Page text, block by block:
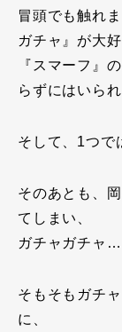
冒頭でも触れ
ガチャ』が大
『スマーフ』
らずにはいら
そして、1つ
そのあとも、
てしまい、
ガチャガチ
そもそもガチ
に、